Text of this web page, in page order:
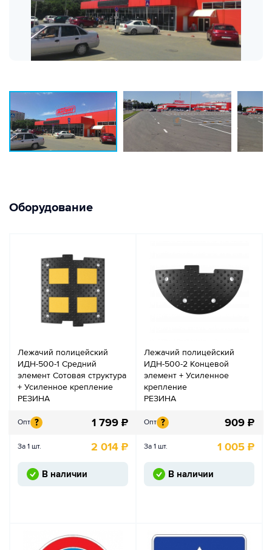
Оборудование
Лежачий полицейский
ИДН-500-1 Средний
элемент Сотовая структура
+ Усиленное крепление
РЕЗИНА
Опт ? 1 799 ₽
За 1 шт. 2 014 ₽
В наличии
Лежачий полицейский
ИДН-500-2 Концевой
элемент + Усиленное
крепление
РЕЗИНА
Опт ? 909 ₽
За 1 шт. 1 005 ₽
В наличии